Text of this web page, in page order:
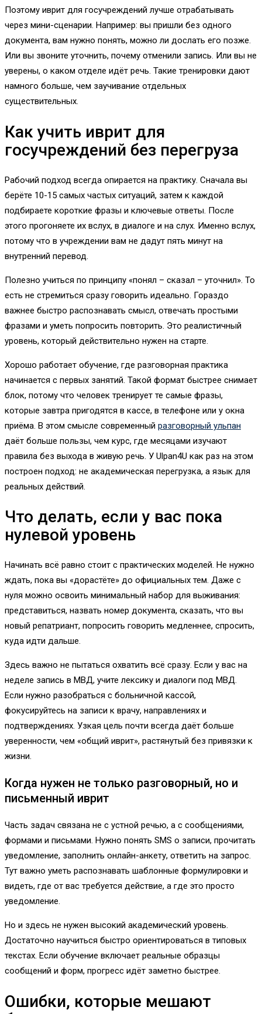
Поэтому иврит для госучреждений лучше отрабатывать
через мини-сценарии. Например: вы пришли без одного
документа, вам нужно понять, можно ли дослать его позже.
Или вы звоните уточнить, почему отменили запись. Или вы не
уверены, о каком отделе идёт речь. Такие тренировки дают
намного больше, чем заучивание отдельных
существительных.
Как учить иврит для
госучреждений без перегруза
Рабочий подход всегда опирается на практику. Сначала вы
берёте 10-15 самых частых ситуаций, затем к каждой
подбираете короткие фразы и ключевые ответы. После
этого прогоняете их вслух, в диалоге и на слух. Именно вслух,
потому что в учреждении вам не дадут пять минут на
внутренний перевод.
Полезно учиться по принципу «понял – сказал – уточнил». То
есть не стремиться сразу говорить идеально. Гораздо
важнее быстро распознавать смысл, отвечать простыми
фразами и уметь попросить повторить. Это реалистичный
уровень, который действительно нужен на старте.
Хорошо работает обучение, где разговорная практика
начинается с первых занятий. Такой формат быстрее снимает
блок, потому что человек тренирует те самые фразы,
которые завтра пригодятся в кассе, в телефоне или у окна
приёма. В этом смысле современный разговорный ульпан
даёт больше пользы, чем курс, где месяцами изучают
правила без выхода в живую речь. У Ulpan4U как раз на этом
построен подход: не академическая перегрузка, а язык для
реальных действий.
Что делать, если у вас пока
нулевой уровень
Начинать всё равно стоит с практических моделей. Не нужно
ждать, пока вы «дорастёте» до официальных тем. Даже с
нуля можно освоить минимальный набор для выживания:
представиться, назвать номер документа, сказать, что вы
новый репатриант, попросить говорить медленнее, спросить,
куда идти дальше.
Здесь важно не пытаться охватить всё сразу. Если у вас на
неделе запись в МВД, учите лексику и диалоги под МВД.
Если нужно разобраться с больничной кассой,
фокусируйтесь на записи к врачу, направлениях и
подтверждениях. Узкая цель почти всегда даёт больше
уверенности, чем «общий иврит», растянутый без привязки к
жизни.
Когда нужен не только разговорный, но и
письменный иврит
Часть задач связана не с устной речью, а с сообщениями,
формами и письмами. Нужно понять SMS о записи, прочитать
уведомление, заполнить онлайн-анкету, ответить на запрос.
Тут важно уметь распознавать шаблонные формулировки и
видеть, где от вас требуется действие, а где это просто
уведомление.
Но и здесь не нужен высокий академический уровень.
Достаточно научиться быстро ориентироваться в типовых
текстах. Если обучение включает реальные образцы
сообщений и форм, прогресс идёт заметно быстрее.
Ошибки, которые мешают